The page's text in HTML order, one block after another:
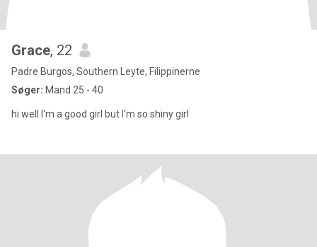
Grace, 22
Padre Burgos, Southern Leyte, Filippinerne
Søger: Mand 25 - 40
hi well I'm a good girl but I'm so shiny girl